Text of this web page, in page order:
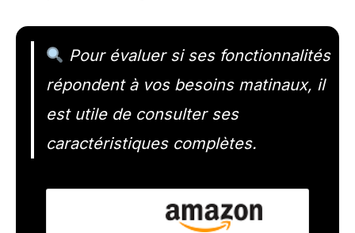
Pour évaluer si ses fonctionnalités
répondent à vos besoins matinaux, il
est utile de consulter ses
caractéristiques complètes.